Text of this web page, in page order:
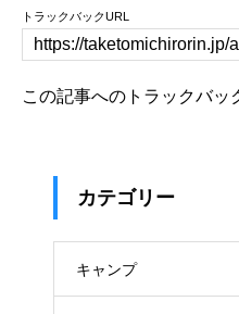
トラックバックURL
この記事へのトラックバッ
カテゴリー
キャンプ